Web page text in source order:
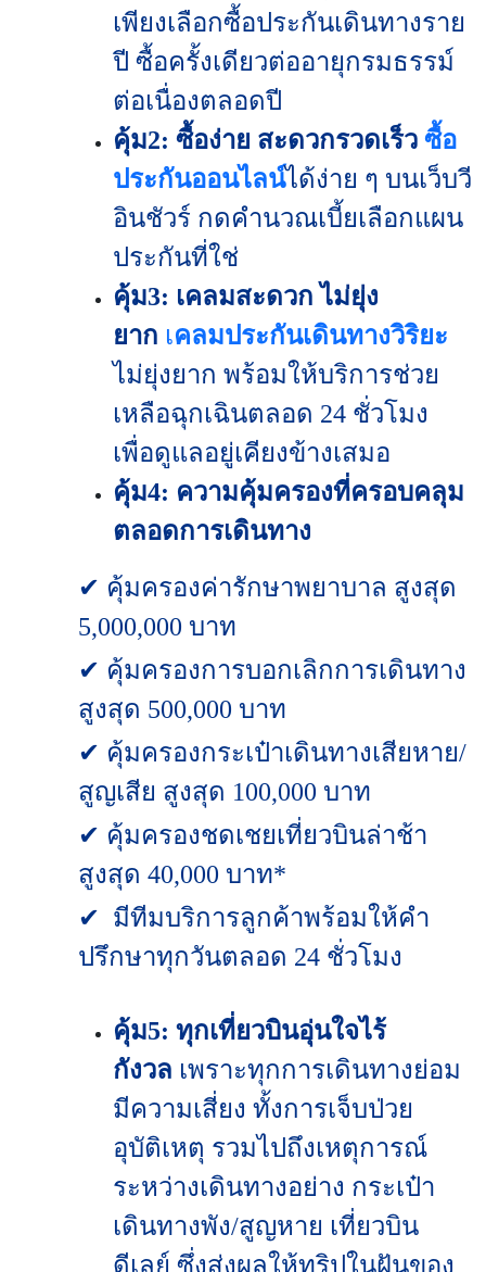
เพียงเลือกซื้อประกันเดินทางราย
ปี ซื้อครั้งเดียวต่ออายุกรมธรรม์
ต่อเนื่องตลอดปี
คุ้ม2: ซื้อง่าย สะดวกรวดเร็ว ซื้อ
ประกันออนไลน์ได้ง่าย ๆ บนเว็บวี
อินชัวร์ กดคำนวณเบี้ยเลือกแผน
ประกันที่ใช่
คุ้ม3: เคลมสะดวก ไม่ยุ่ง
ยาก เคลมประกันเดินทางวิริยะ
ไม่ยุ่งยาก พร้อมให้บริการช่วย
เหลือฉุกเฉินตลอด 24 ชั่วโมง
เพื่อดูแลอยู่เคียงข้างเสมอ
คุ้ม4: ความคุ้มครองที่ครอบคลุม
ตลอดการเดินทาง
✔ คุ้มครองค่ารักษาพยาบาล สูงสุด
5,000,000 บาท
✔ คุ้มครองการบอกเลิกการเดินทาง
สูงสุด 500,000 บาท
✔ คุ้มครองกระเป๋าเดินทางเสียหาย/
สูญเสีย สูงสุด 100,000 บาท
✔ คุ้มครองชดเชยเที่ยวบินล่าช้า
สูงสุด 40,000 บาท*
✔ มีทีมบริการลูกค้าพร้อมให้คำ
ปรึกษาทุกวันตลอด 24 ชั่วโมง
คุ้ม5: ทุกเที่ยวบินอุ่นใจไร้
กังวล เพราะทุกการเดินทางย่อม
มีความเสี่ยง ทั้งการเจ็บป่วย
อุบัติเหตุ รวมไปถึงเหตุการณ์
ระหว่างเดินทางอย่าง กระเป๋า
เดินทางพัง/สูญหาย เที่ยวบิน
ดีเลย์ ซึ่งส่งผลให้ทริปในฝันของ